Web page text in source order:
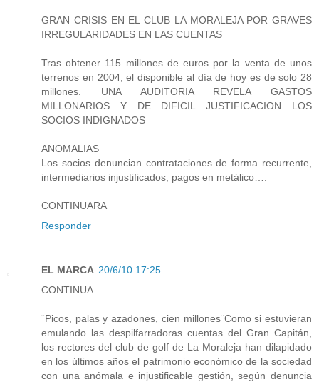
GRAN CRISIS EN EL CLUB LA MORALEJA POR GRAVES
IRREGULARIDADES EN LAS CUENTAS
Tras obtener 115 millones de euros por la venta de unos
terrenos en 2004, el disponible al día de hoy es de solo 28
millones. UNA AUDITORIA REVELA GASTOS
MILLONARIOS Y DE DIFICIL JUSTIFICACION LOS
SOCIOS INDIGNADOS
ANOMALIAS
Los socios denuncian contrataciones de forma recurrente,
intermediarios injustificados, pagos en metálico….
CONTINUARA
Responder
EL MARCA 20/6/10 17:25
CONTINUA
¨Picos, palas y azadones, cien millones¨Como si estuvieran
emulando las despilfarradoras cuentas del Gran Capitán,
los rectores del club de golf de La Moraleja han dilapidado
en los últimos años el patrimonio económico de la sociedad
con una anómala e injustificable gestión, según denuncia